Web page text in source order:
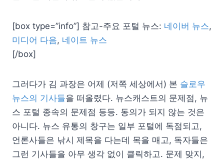
[box type=”info”] 참고-주요 포털 뉴스: 네이버 뉴스,
미디어 다음, 네이트 뉴스
[/box]
그러다가 김 과장은 어제 (저쪽 세상에서) 본 슬로우
뉴스의 기사들을 떠올렸다. 뉴스캐스트의 문제점, 뉴
스 포털 종속의 문제점 등등. 동의가 되지 않는 것은
아니다. 뉴스 유통의 창구는 일부 포털에 독점되고,
언론사들은 낚시 제목을 다는데 목을 매고, 독자들은
그런 기사들을 아무 생각 없이 클릭하고. 문제 맞지,